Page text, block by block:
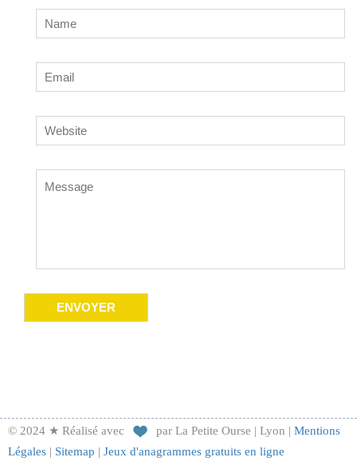
© 2024 ★ Réalisé avec par La Petite Ourse | Lyon |Mentions
Légales | Sitemap | Jeux d'anagrammes gratuits en ligne